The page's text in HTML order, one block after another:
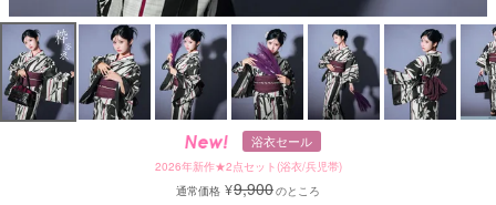
浴衣セール
2026年新作★2点セット(浴衣/兵児帯)
通常価格 ¥9,900のところ